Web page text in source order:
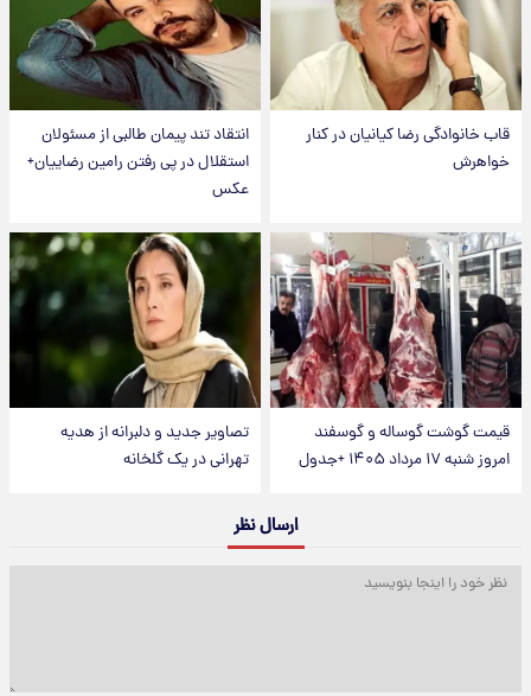
قاب خانوادگی رضا کیانیان در کنار
خواهرش
انتقاد تند پیمان طالبی از مسئولان
استقلال در پی رفتن رامین رضاییان+
عکس
قیمت گوشت گوساله و گوسفند
امروز شنبه ۱۷ مرداد ۱۴۰۵ +جدول
تصاویر جدید و دلبرانه از هدیه
تهرانی در یک گلخانه
ارسال نظر